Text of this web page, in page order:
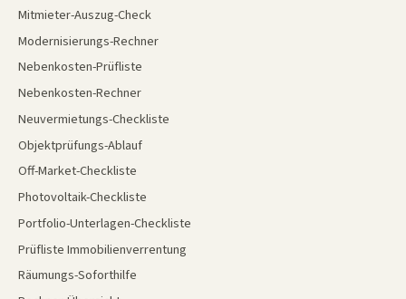
Mitmieter-Auszug-Check
Modernisierungs-Rechner
Nebenkosten-Prüfliste
Nebenkosten-Rechner
Neuvermietungs-Checkliste
Objektprüfungs-Ablauf
Off-Market-Checkliste
Photovoltaik-Checkliste
Portfolio-Unterlagen-Checkliste
Prüfliste Immobilienverrentung
Räumungs-Soforthilfe